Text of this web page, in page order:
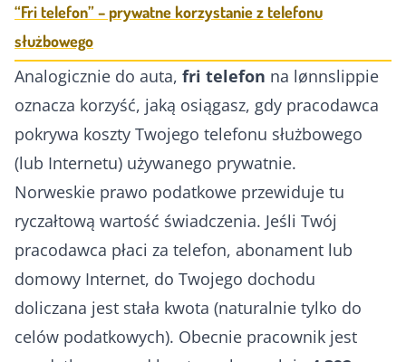
“Fri telefon” – prywatne korzystanie z telefonu
służbowego
Analogicznie do auta, fri telefon na lønnslippie
oznacza korzyść, jaką osiągasz, gdy pracodawca
pokrywa koszty Twojego telefonu służbowego
(lub Internetu) używanego prywatnie.
Norweskie prawo podatkowe przewiduje tu
ryczałtową wartość świadczenia. Jeśli Twój
pracodawca płaci za telefon, abonament lub
domowy Internet, do Twojego dochodu
doliczana jest stała kwota (naturalnie tylko do
celów podatkowych). Obecnie pracownik jest